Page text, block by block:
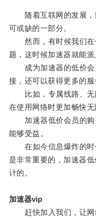
随着互联网的发展，
可或缺的一部分。
然而，有时候我们在
题，这时候加速器就能派
成为加速器的低价会
接，还可以获得更多的服
比如，专属线路、无
在使用网络时更加畅快无
加速器低价会员的购
能够受益。
在如今信息爆炸的时
是非常重要的，加速器
计的。
加速器vip
赶快加入我们，让网